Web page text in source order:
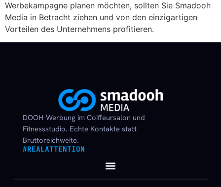
Werbekampagne planen möchten, sollten Sie Smadooh
Media in Betracht ziehen und von den einzigartigen
Vorteilen des Unternehmens profitieren.
DOOH-Werbung im Coiffeursalon und
Fitnessstudio. Echte Kontakte statt
Bruttoreichweite.
#REALATTENTION